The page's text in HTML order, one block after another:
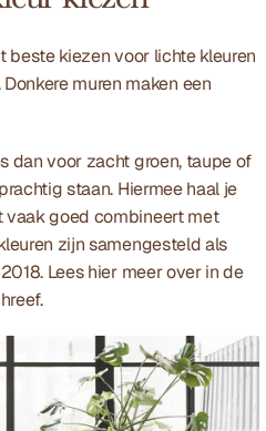
beste kiezen voor lichte kleuren
muren maken een
dan voor zacht groen, taupe of
staan. Hiermee haal je
vaak goed combineert met
zijn samengesteld als
interieur kleuren van het jaar 2018. Lees hier meer over in de